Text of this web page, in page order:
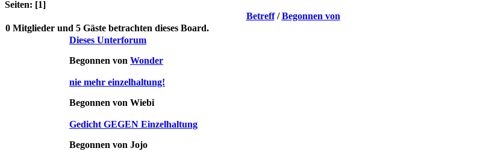
Seiten: [1]
Betreff/Begonnen von
0 Mitglieder und 5 Gäste betrachten dieses Board.
Dieses Unterforum
Begonnen von Wonder
nie mehr einzelhaltung!
Begonnen von Wiebi
Gedicht GEGEN Einzelhaltung
Begonnen von Jojo